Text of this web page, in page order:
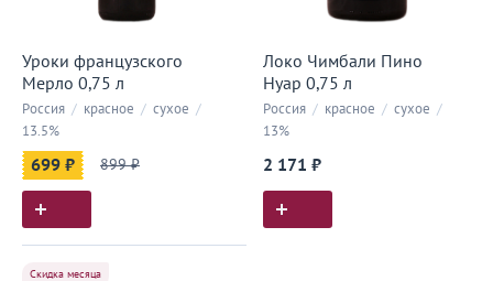
Уроки французского
Мерло 0,75 л
Россия / красное / сухое /
13.5%
699 ₽ 899 ₽
Локо Чимбали Пино
Нуар 0,75 л
Россия / красное / сухое /
13%
2 171 ₽
Скидка месяца